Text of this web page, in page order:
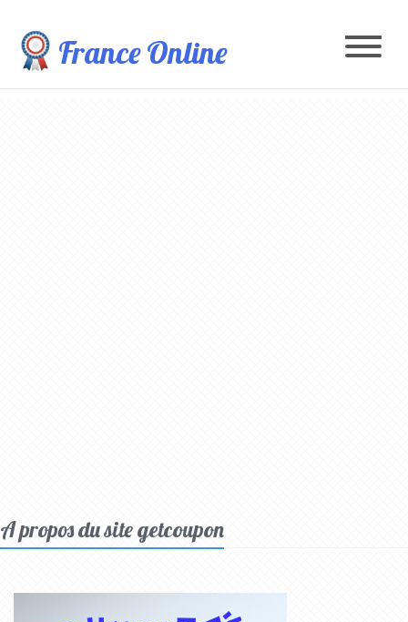
France Online
A propos du site getcoupon